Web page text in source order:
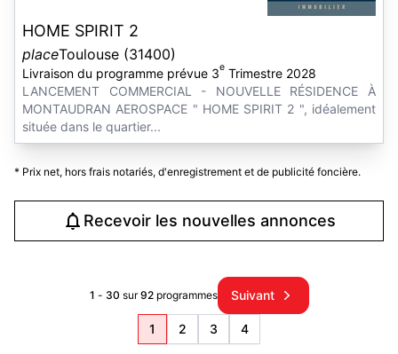
HOME SPIRIT 2
placeToulouse (31400)
Livraison du programme prévue 3e Trimestre 2028
LANCEMENT COMMERCIAL - NOUVELLE RÉSIDENCE À
MONTAUDRAN AEROSPACE " HOME SPIRIT 2 ", idéalement
située dans le quartier...
* Prix net, hors frais notariés, d'enregistrement et de publicité foncière.
Recevoir les nouvelles annonces
1 - 30 sur92programmes Suivant
1 2 3 4